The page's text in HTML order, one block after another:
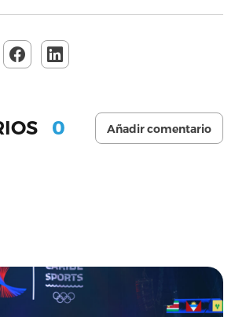
0 Añadir comentario